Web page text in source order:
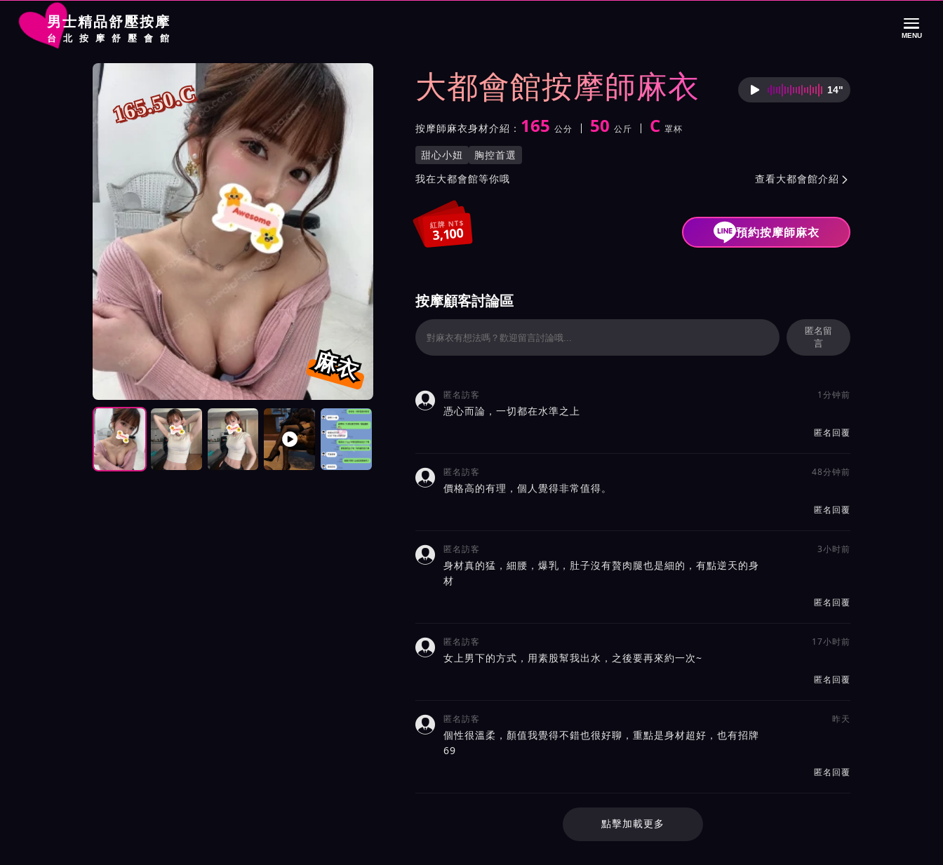
男士精品舒壓按摩
台北按摩舒壓會館 MENU
大都會館按摩師麻衣詳細介紹
大都會館按摩師麻衣 按摩師麻衣語音介
14"
按摩師麻衣身材介紹： 身高
165 公分
體重 50 公斤
罩杯 C 罩杯
按摩師麻衣服務風格與特色
甜心小妞 胸控首選
按摩師麻衣所屬按摩會館介紹與班表
我在大都會館等你哦 查看大都會館介紹 
紅牌 NT$
3,100 預約按摩師麻衣
大都會館按摩師麻衣照片展示與影片介紹及客戶評價截屏
麻衣
165.50.C
按摩師麻衣照片展示與影片介紹及客戶評價截屏展示
按摩顧客討論區
匿名留
言
 匿名訪客 1分钟前
憑心而論，一切都在水準之上
匿名回覆
 匿名訪客 48分钟前
價格高的有理，個人覺得非常值得。
匿名回覆
 匿名訪客 3小时前
身材真的猛，細腰，爆乳，肚子沒有贅肉腿也是細的，有點逆天的身
材
匿名回覆
 匿名訪客 17小时前
女上男下的方式，用素股幫我出水，之後要再來約一次~
匿名回覆
 匿名訪客 昨天
個性很溫柔，顏值我覺得不錯也很好聊，重點是身材超好，也有招牌
69
匿名回覆
點擊加載更多